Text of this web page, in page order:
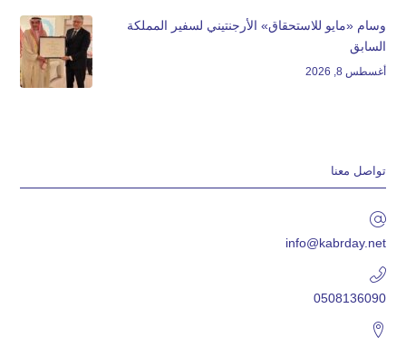
وسام «مايو للاستحقاق» الأرجنتيني لسفير المملكة
السابق
أغسطس 8, 2026
تواصل معنا
info@kabrday.net
0508136090